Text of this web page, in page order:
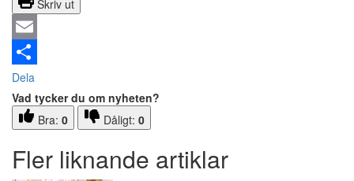
Skriv ut
Email
Dela
Vad tycker du om nyheten?
Bra: 0 Dåligt: 0
Fler liknande artiklar